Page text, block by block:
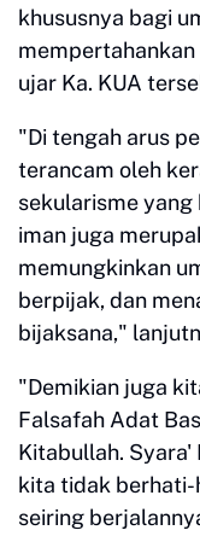
khususnya bagi
ujar Ka. KUA
"Di tengah arus
terancam oleh
sekularisme
iman juga
memungkinkan
berpijak, dan
bijaksana,"
"Demikian juga
Falsafah Adat
Kitabullah. Syara'
kita tidak berhati-
seiring